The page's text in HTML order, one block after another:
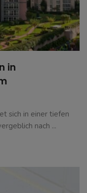
in
sich in einer tiefen
nach ...